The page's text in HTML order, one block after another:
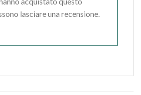
lasciare una recensione.